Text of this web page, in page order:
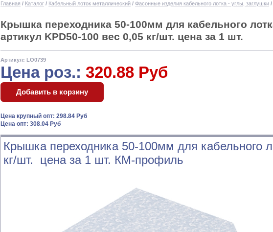
Главная / Каталог / Кабельный лоток металлический /Фасонные изделия кабельного лотка - углы, заглушки /
Крышка переходника 50-100мм для кабельного
артикул KPD50-100 вес 0,05 кг/шт. цена за 1 шт.
Артикул: LO0739
Цена роз.:320.88 Руб
Цена крупный опт: 298.84 Руб
Цена опт: 308.04 Руб
Крышка переходника 50-100мм для кабельного
кг/шт. цена за 1 шт. КМ-профиль